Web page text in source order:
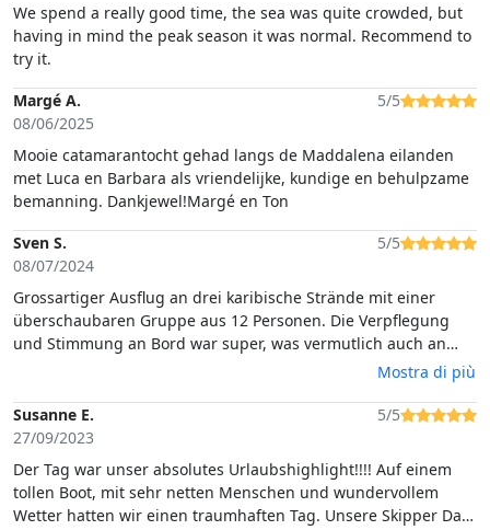
We spend a really good time, the sea was quite crowded, but
having in mind the peak season it was normal. Recommend to
try it.
Margé A.
08/06/2025
5/5
Mooie catamarantocht gehad langs de Maddalena eilanden
met Luca en Barbara als vriendelijke, kundige en behulpzame
bemanning. Dankjewel!Margé en Ton
Sven S.
08/07/2024
5/5
Grossartiger Ausflug an drei karibische Strände mit einer
überschaubaren Gruppe aus 12 Personen. Die Verpflegung
und Stimmung an Bord war super, was vermutlich auch an
dem leckeren Prosecco und der Musik gelegen hat. Ich kann
Mostra di più
Susanne E.
27/09/2023
5/5
Der Tag war unser absolutes Urlaubshighlight!!!! Auf einem
tollen Boot, mit sehr netten Menschen und wundervollem
Wetter hatten wir einen traumhaften Tag. Unsere Skipper Dani